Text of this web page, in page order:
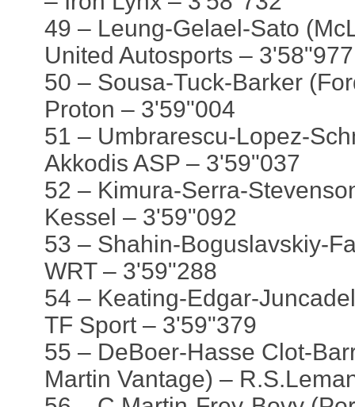
49 – Leung-Gelael-Sato
United Autosports – 3'58"977
50 – Sousa-Tuck-Barker
Proton – 3'59"004
51 – Umbrarescu-Lopez-
Akkodis ASP – 3'59"037
52 – Kimura-Serra-
Kessel – 3'59"092
53 – Shahin-Boguslavskiy-
WRT – 3'59"288
54 – Keating-Edgar-
TF Sport – 3'59"379
55 – DeBoer-Hasse Clot-
Martin Vantage) –